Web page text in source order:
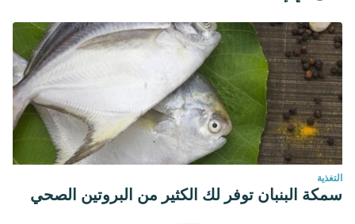
التغذية
سمكة البنبان توفر لك الكثير من البروتين الصحي